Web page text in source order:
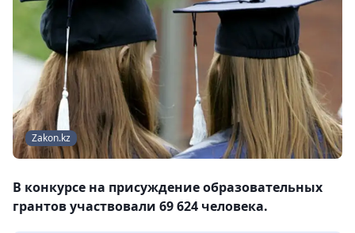
Zakon.kz
В конкурсе на присуждение образовательных
грантов участвовали 69 624 человека.